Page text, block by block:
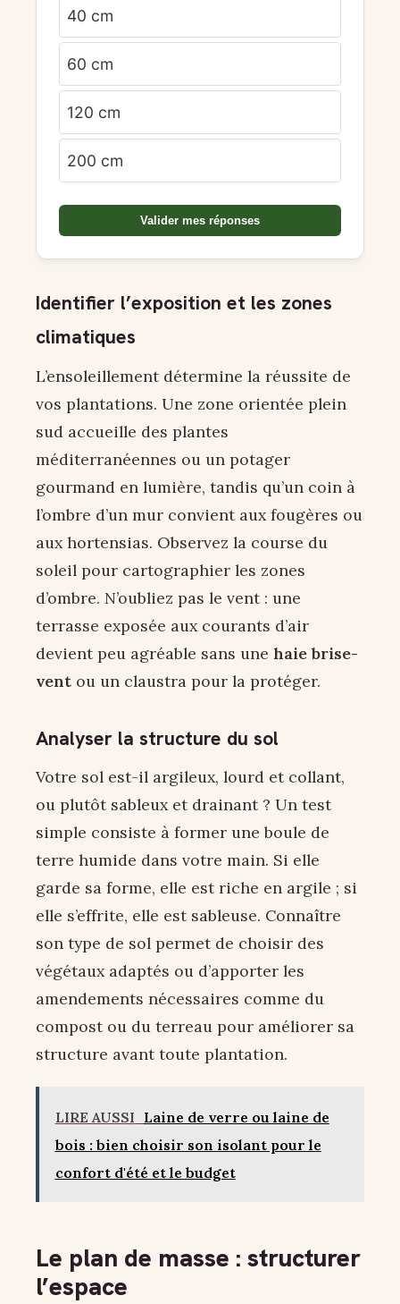
40 cm
60 cm
120 cm
200 cm
Valider mes réponses
Identifier l’exposition et les zones
climatiques
L’ensoleillement détermine la réussite de
vos plantations. Une zone orientée plein
sud accueille des plantes
méditerranéennes ou un potager
gourmand en lumière, tandis qu’un coin à
l’ombre d’un mur convient aux fougères ou
aux hortensias. Observez la course du
soleil pour cartographier les zones
d’ombre. N’oubliez pas le vent : une
terrasse exposée aux courants d’air
devient peu agréable sans une haie brise-
vent ou un claustra pour la protéger.
Analyser la structure du sol
Votre sol est-il argileux, lourd et collant,
ou plutôt sableux et drainant ? Un test
simple consiste à former une boule de
terre humide dans votre main. Si elle
garde sa forme, elle est riche en argile ; si
elle s’effrite, elle est sableuse. Connaître
son type de sol permet de choisir des
végétaux adaptés ou d’apporter les
amendements nécessaires comme du
compost ou du terreau pour améliorer sa
structure avant toute plantation.
LIRE AUSSI Laine de verre ou laine de
bois : bien choisir son isolant pour le
confort d'été et le budget
Le plan de masse : structurer
l’espace